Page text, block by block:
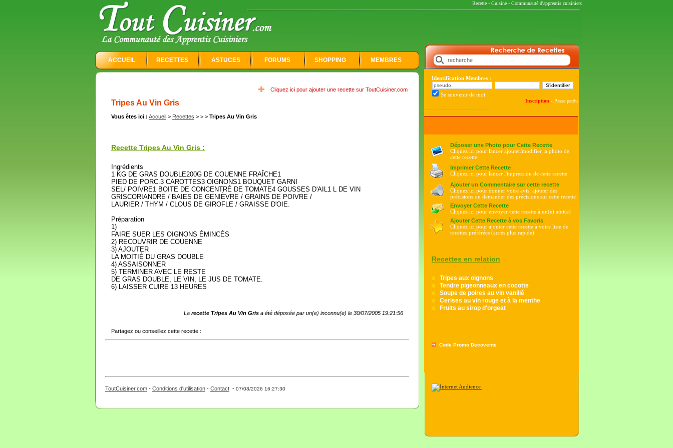
Recette - Cuisine - Communauté d'apprentis cuisiniers
ACCUEIL RECETTES ASTUCES FORUMS SHOPPING MEMBRES
Identification Membres :
Se souvenir de moi
Inscription - Passe perdu
Déposer une Photo pour Cette Recette
Cliquez ici pour lancer ajouter/modifier la photo de
cette recette
Imprimer Cette Recette
Cliquez ici pour lancer l'impression de cette recette
Ajouter un Commentaire sur cette recette
Cliquez ici pour donner votre avis, ajouter des
précisions ou demander des précisions sur cette recette
Envoyer Cette Recette
Cliquez ici pour envoyer cette recette à un(e) ami(e)
Ajouter Cette Recette à vos Favoris
Cliquez ici pour ajouter cette recette à votre liste de
recettes préférées (accès plus rapide)
Recettes en relation
Tripes aux oignons
Tendre pigeonneaux en cocotte
Soupe de poires au vin vanillé
Cerises au vin rouge et à la menthe
Fruits au sirop d'orgeat
Cliquez ici pour ajouter une recette sur ToutCuisiner.com
Tripes Au Vin Gris
Vous êtes ici : Accueil > Recettes > > > Tripes Au Vin Gris
Recette Tripes Au Vin Gris :
Ingrédients
1 KG DE GRAS DOUBLE200G DE COUENNE FRAÎCHE1
PIED DE PORC.3 CAROTTES3 OIGNONS1 BOUQUET GARNI
SEL/ POIVRE1 BOITE DE CONCENTRÉ DE TOMATE4 GOUSSES D'AIL1 L DE VIN
GRISCORIANDRE / BAIES DE GENIÈVRE / GRAINS DE POIVRE /
LAURIER / THYM / CLOUS DE GIROFLE / GRAISSE D'OIE.
Préparation
1)
FAIRE SUER LES OIGNONS ÉMINCÉS
2) RECOUVRIR DE COUENNE
3) AJOUTER
LA MOITIÉ DU GRAS DOUBLE
4) ASSAISONNER
5) TERMINER AVEC LE RESTE
DE GRAS DOUBLE, LE VIN, LE JUS DE TOMATE.
6) LAISSER CUIRE 13 HEURES
La recette Tripes Au Vin Gris a été déposée par un(e) inconnu(e) le 30/07/2005 19:21:56
Partagez ou conseillez cette recette :
ToutCuisiner.com - Conditions d'utilisation - Contact - 07/08/2026 16:27:30
Code Promo Decovente